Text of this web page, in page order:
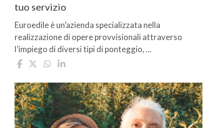
tuo servizio
Euroedile è un’azienda specializzata nella
realizzazione di opere provvisionali attraverso
l’impiego di diversi tipi di ponteggio, ...